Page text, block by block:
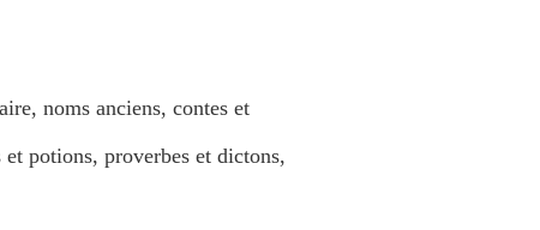
noms anciens, contes et
potions, proverbes et dictons,